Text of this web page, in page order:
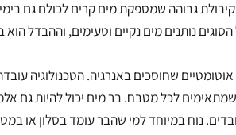
מים נקיים וטעימים, וההבדל הוא
שחוסכים באנרגיה. הטכנולוגיה עובדת